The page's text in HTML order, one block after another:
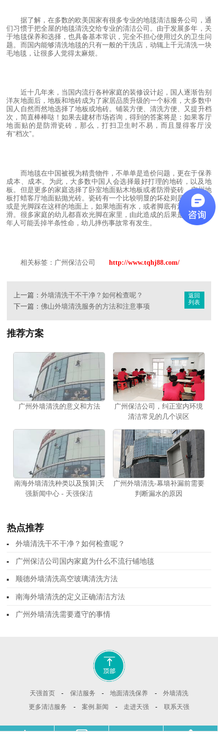
据了解，在多数的欧美国家有很多专业的地毯清洁服务公司，通
们习惯于把全屋的地毯清洗交给专业的清洁公司。由于发展多年，关
于地毯保养和选择，也具备基本常识，完全不担心使用过久的卫生问
题。而国内能够清洗地毯的只有一般的干洗店，动辄上千元清洗一块
毛地毯，让很多人觉得太麻烦。
近十几年来，当国内流行各种家庭的装修设计起，国人逐渐告别
洋灰地面后，地板和地砖成为了家居品质升级的一个标准，大多数中
国人自然而然地选择了地板或地砖。铺装方便、清洗方便、又提升档
次，简直棒棒哒！如果去建材市场咨询，得到的答案将是：如果客厅
地面贴的是防滑瓷砖，那么，打扫卫生时不易，而且显得客厅没
有“档次”。
而地毯在中国被视为精贵物件，不单单是造价问题，更在于保养
成本、成本。为此，大多数中国人会选择最好打理的地砖，以及地
板。但是更多的家庭选择了卧室地面贴木地板或者防滑瓷砖，广州地
板打蜡客厅地面贴抛光砖。瓷砖有一个比较明显的坏处则是，穿拖鞋
或是光脚踩在这样的地面上，如果地面有水，或者脚底有汗水，则很
滑。很多家庭的幼儿都喜欢光脚在家里，由此造成的后果是，有的老
年人可能丢掉半条性命，幼儿摔伤事故常有发生。
相关标签：广州保洁公司 http://www.tqhj88.com/
返回
列表
上一篇： 外墙清洗干不干净？如何检查呢？
下一篇： 佛山外墙清洗服务的方法和注意事项
推荐方案
广州外墙清洗的意义和方法
广州保洁公司，纠正室内环境
清洁常见的几个误区
南海外墙清洗种类以及预算|天
强新闻中心 - 天强保洁
广州外墙清洗-幕墙补漏前需要
判断漏水的原因
热点推荐
外墙清洗干不干净？如何检查呢？
广州保洁公司国内家庭为什么不流行铺地毯
顺德外墙清洗高空玻璃清洗方法
南海外墙清洗的定义正确清洁方法
广州外墙清洗需要遵守的事情
天强首页 - 保洁服务 - 地面清洗保养 -
外墙清洗
更多清洁服务
- 案例.新闻 - 走进天强 - 联系天强